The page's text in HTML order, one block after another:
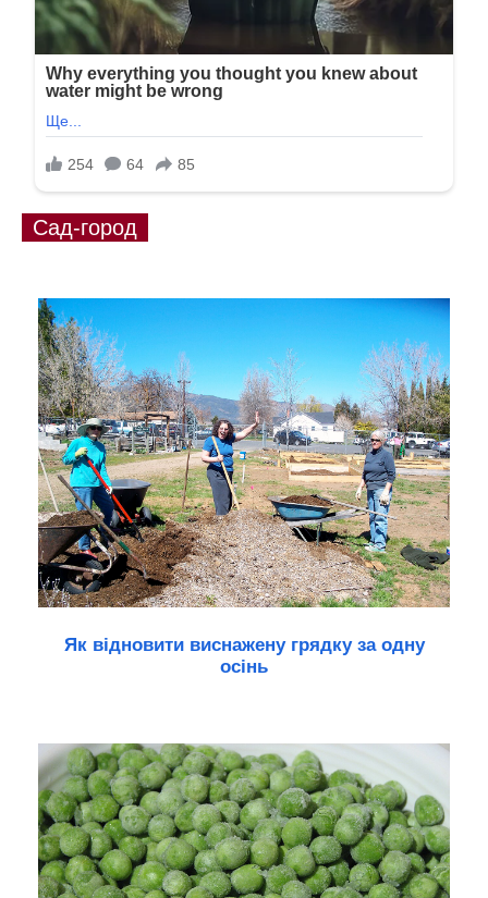
Сад-город
Як відновити виснажену грядку за одну
осінь